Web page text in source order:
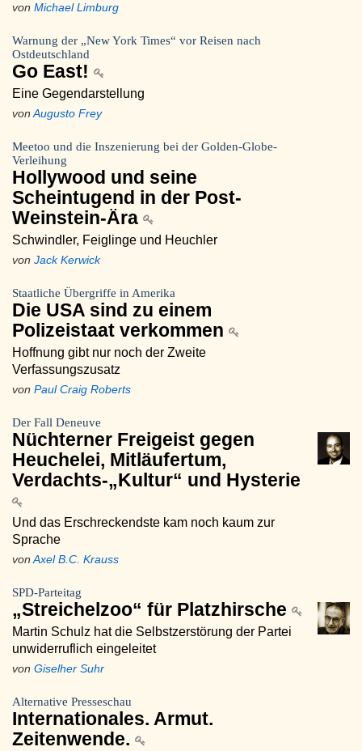
von Michael Limburg
Warnung der „New York Times“ vor Reisen nach
Ostdeutschland
Go East!
Eine Gegendarstellung
von Augusto Frey
Meetoo und die Inszenierung bei der Golden-Globe-
Verleihung
Hollywood und seine
Scheintugend in der Post-
Weinstein-Ära
Schwindler, Feiglinge und Heuchler
von Jack Kerwick
Staatliche Übergriffe in Amerika
Die USA sind zu einem
Polizeistaat verkommen
Hoffnung gibt nur noch der Zweite
Verfassungszusatz
von Paul Craig Roberts
Der Fall Deneuve
Nüchterner Freigeist gegen
Heuchelei, Mitläufertum,
Verdachts-„Kultur“ und Hysterie
Und das Erschreckendste kam noch kaum zur
Sprache
von Axel B.C. Krauss
SPD-Parteitag
„Streichelzoo“ für Platzhirsche
Martin Schulz hat die Selbstzerstörung der Partei
unwiderruflich eingeleitet
von Giselher Suhr
Alternative Presseschau
Internationales. Armut.
Zeitenwende.